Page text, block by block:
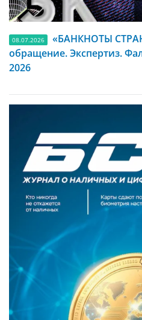
08.07.2026
«БАНКНОТЫ
обращение. Экспертиз.
2026